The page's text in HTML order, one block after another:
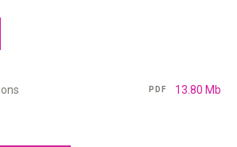
PDF 13.80 Mb